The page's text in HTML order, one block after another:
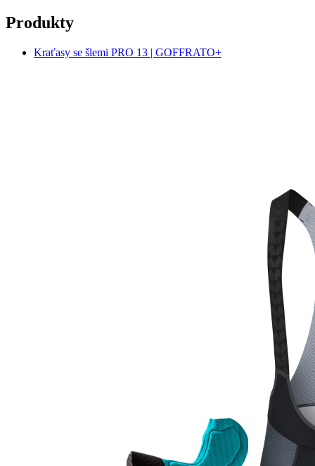
Produkty
Kraťasy se šlemi PRO 13 | GOFFRATO+